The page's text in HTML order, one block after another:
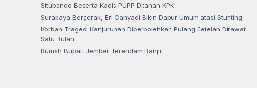
Situbondo Beserta Kadis PUPP Ditahan KPK
Surabaya Bergerak, Eri Cahyadi Bikin Dapur Umum atasi Stunting
Korban Tragedi Kanjuruhan Diperbolehkan Pulang Setelah Dirawat
Satu Bulan
Rumah Bupati Jember Terendam Banjir